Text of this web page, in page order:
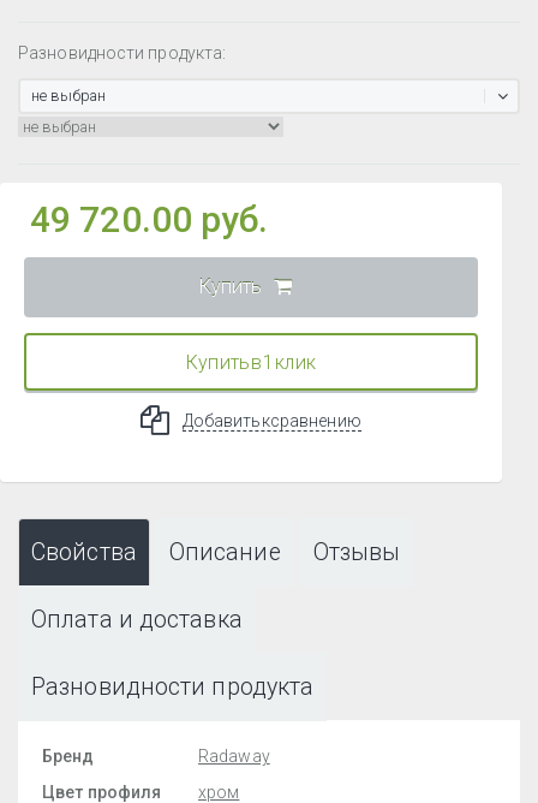
Разновидности продукта:
не выбран
49 720.00 руб.
Купить
Купить в 1 клик
Добавить к сравнению
Свойства Описание Отзывы
Оплата и доставка
Разновидности продукта
Бренд
Radaway
Цвет профиля
хром